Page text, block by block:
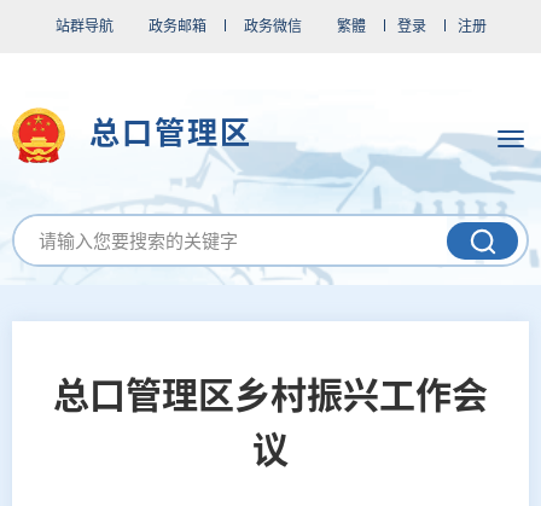
站群导航 政务邮箱 政务微信 繁體 登录 注册
总口管理区
总口管理区乡村振兴工作会
议